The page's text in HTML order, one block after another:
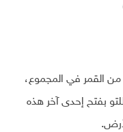
عينة صخرية من القمر في المجموع،
بفتح إحدى آخر هذه